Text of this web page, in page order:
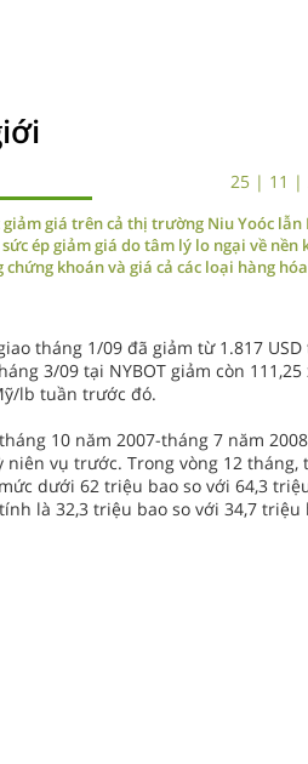
25 | 11 |
giá trên cả thị trường Niu Yoóc lẫn
ép giảm giá do tâm lý lo ngại về nền
khoán và giá cả các loại hàng hóa
tháng 1/09 đã giảm từ 1.817 USD
3/09 tại NYBOT giảm còn 111,25
lb tuần trước đó.
10 năm 2007-tháng 7 năm
niên vụ trước. Trong vòng 12 tháng,
dưới 62 triệu bao so với 64,3
là 32,3 triệu bao so với 34,7 triệu